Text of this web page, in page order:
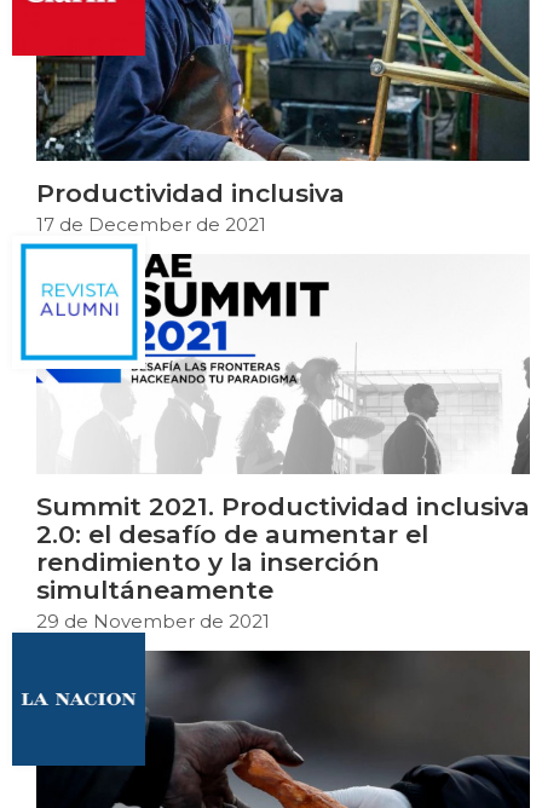
Productividad inclusiva
17 de December de 2021
Summit 2021. Productividad inclusiva
2.0: el desafío de aumentar el
rendimiento y la inserción
simultáneamente
29 de November de 2021